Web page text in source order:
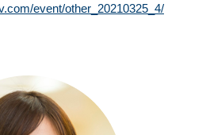
event/other_20210325_4/